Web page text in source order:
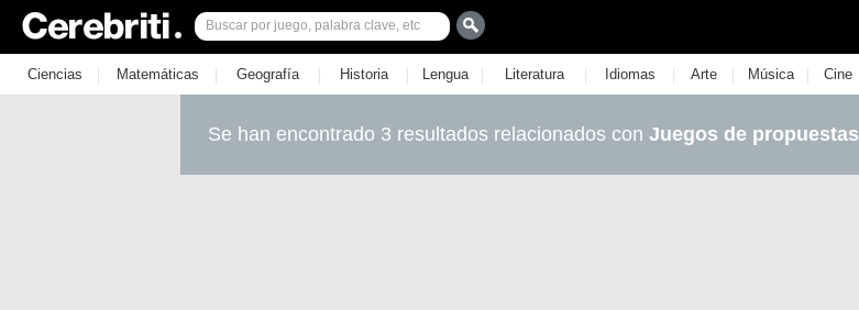
Ciencias | Matemáticas | Geografía | Historia | Lengua | Literatura | Idiomas | Arte | Música | Cine
Se han encontrado 3 resultados relacionados con Juegos de propuestas